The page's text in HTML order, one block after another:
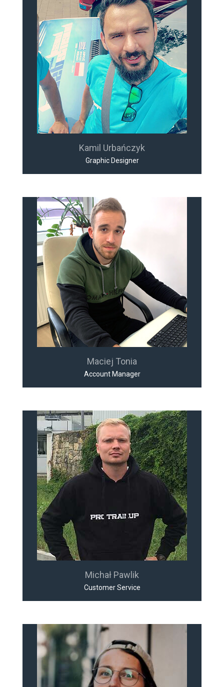
Kamil Urbańczyk
Graphic Designer
Maciej Tonia
Account Manager
Michał Pawlik
Customer Service